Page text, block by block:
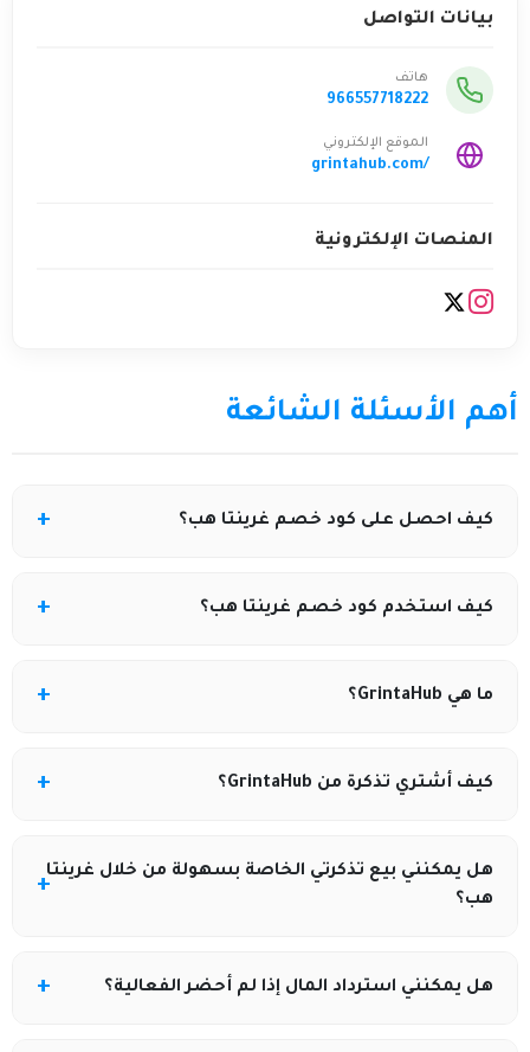
بيانات التواصل
هاتف
966557718222
الموقع الإلكتروني
grintahub.com/
المنصات الإلكترونية
أهم الأسئلة الشائعة
كيف احصل على كود خصم غرينتا هب؟
يمكنك الحصول على كود خصم غرينتا هب عبر متابعة
لتقليل تكلفة الطلبات عند توفر عروض ترويجية.
كيف استخدم كود خصم غرينتا هب؟
عند تسجيل الدخول وطلب المنتجات عبر المنصة، انتقل إلى
صلاحيته قبل تأكيد الطلب.
ما هي GrintaHub؟
GrintaHub هي منصة لبيع وتبادل التذاكر عبر الإنترنت، تتيح
والمشتري
كيف أشتري تذكرة من GrintaHub؟
ابحث عن الفعالية التي تريدها داخل الموقع، اختر التذكرة
المناسبة، أكمل بيانات الدفع، ثم استقبل تذكرتك بعد إتمام
هل يمكنني بيع تذكرتي الخاصة بسهولة من خلال غرينتا
هب؟
نعم، يمكنك عرض تذكرتك للبيع داخل المنصة عن طريق
هل يمكنني استرداد المال إذا لم أحضر الفعالية؟